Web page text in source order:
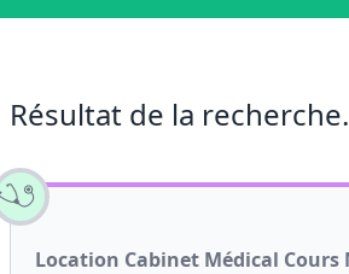
Résultat de la
Location Cabinet Médical Cours